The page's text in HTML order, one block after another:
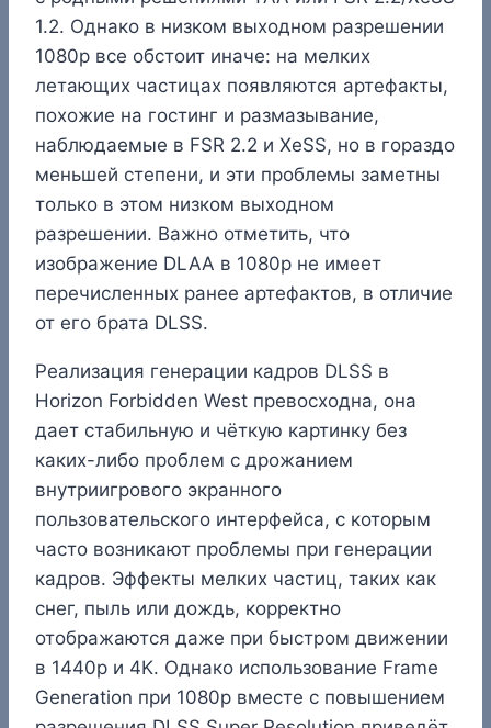
1.2. Однако в низком выходном разрешении
1080p все обстоит иначе: на мелких
летающих частицах появляются артефакты,
похожие на гостинг и размазывание,
наблюдаемые в FSR 2.2 и XeSS, но в гораздо
меньшей степени, и эти проблемы заметны
только в этом низком выходном
разрешении. Важно отметить, что
изображение DLAA в 1080p не имеет
перечисленных ранее артефактов, в отличие
от его брата DLSS.
Реализация генерации кадров DLSS в
Horizon Forbidden West превосходна, она
дает стабильную и чёткую картинку без
каких-либо проблем с дрожанием
внутриигрового экранного
пользовательского интерфейса, с которым
часто возникают проблемы при генерации
кадров. Эффекты мелких частиц, таких как
снег, пыль или дождь, корректно
отображаются даже при быстром движении
в 1440p и 4K. Однако использование Frame
Generation при 1080p вместе с повышением